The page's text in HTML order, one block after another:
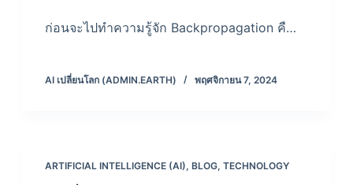
ก่อนจะไปทำความรู้จัก Backpropagation คื…
AI เปลี่ยนโลก (ADMIN.EARTH) พฤศจิกายน 7, 2024
ARTIFICIAL INTELLIGENCE (AI), BLOG, TECHNOLOGY